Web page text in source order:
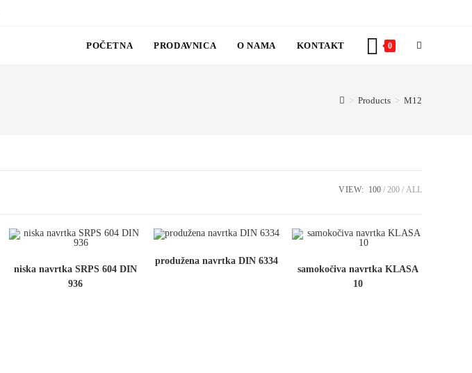
POČETNA PRODAVNICA O NAMA KONTAKT 0 TOGGLE
> Products > M12
VIEW: 100 200 ALL
niska navrtka SRPS 604 DIN
936
produžena navrtka DIN 6334
samokočiva navrtka KLASA
10